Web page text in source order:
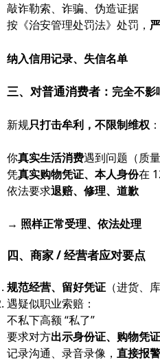
敲诈勒索、诈骗、伪造证据
按《治安管理处罚法》处罚，
纳入信用记录、失信名单
三、对普通消费者： 完全不影
新规只打击牟利，不限制维权 ：
你真实生活消费遇到问题（质
凭真实购物凭证、本人身份在
依法要求退赔、修理、道歉
→ 照样正常受理、依法处理
四、商家 / 经营者应对要点
规范经营、留好凭证 （进货、
遇疑似职业索赔：
不私下高额 “私了”
要求对方出示身份证、购物凭
记录沟通、录音录像， 直接报